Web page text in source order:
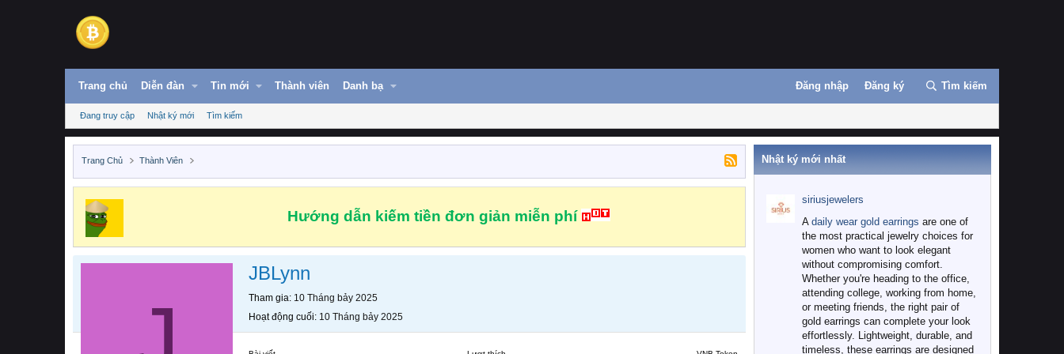
Trang chủ Diễn đàn Tin mới Thành viên Danh bạ Đăng nhập Đăng ký Tìm kiếm
Đang truy cập Nhật ký mới Tìm kiếm
Trang Chủ Thành Viên
Hướng dẫn kiếm tiền đơn giản miễn phí
JBLynn
Tham gia 10 Tháng bảy 2025
Hoạt động cuối 10 Tháng bảy 2025
Nhật ký mới nhất
siriusjewelers
A daily wear gold earrings are one of
the most practical jewelry choices for
women who want to look elegant
without compromising comfort.
Whether you're heading to the office,
attending college, working from home,
or meeting friends, the right pair of
gold earrings can complete your look
effortlessly. Lightweight, durable, and
timeless, these earrings are designed